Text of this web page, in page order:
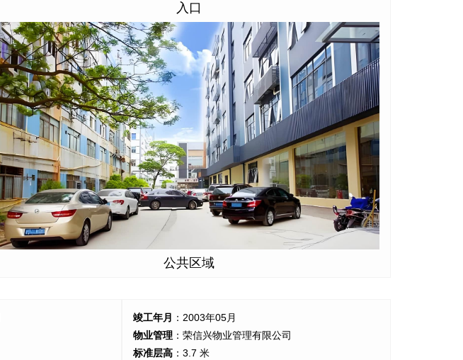
入口
公共区域
竣工年月
：2003年05月
物业管理 ：荣信兴物业管理有限公司
标准层高 ：3.7 米